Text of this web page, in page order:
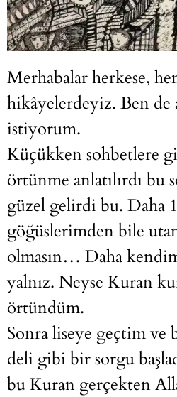
Merhabalar herkese,
hikâyelerdeyiz. Ben de
istiyorum.
Küçükken sohbetlere
örtünme anlatılırdı bu
güzel gelirdi bu. Daha
göğüslerimden bile
olmasın… Daha
yalnız. Neyse Kuran
örtündüm.
Sonra liseye geçtim ve
deli gibi bir sorgu
bu Kuran gerçekten